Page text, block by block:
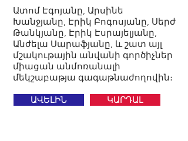
Ատոմ Էգոյանը, Արսինե
Խանջյանը, Էրիկ Բոգոսյանը, Սերժ
Թանկյանը, Էրիկ Էսրայելյանը,
Անժելա Սարաֆյանը, և շատ այլ
մշակութային անվանի գործիչներ
միացան անմոռանալի
մեկշաբաթյա գագաթնաժողովին։
ԱՎԵԼԻՆ
ԿԱՐԴԱԼ